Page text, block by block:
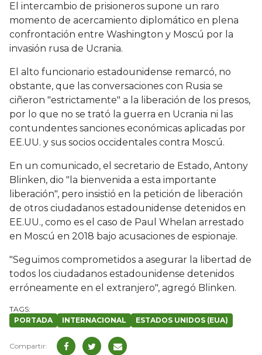
El intercambio de prisioneros supone un raro
momento de acercamiento diplomático en plena
confrontación entre Washington y Moscú por la
invasión rusa de Ucrania.
El alto funcionario estadounidense remarcó, no
obstante, que las conversaciones con Rusia se
ciñeron "estrictamente" a la liberación de los presos,
por lo que no se trató la guerra en Ucrania ni las
contundentes sanciones económicas aplicadas por
EE.UU. y sus socios occidentales contra Moscú.
En un comunicado, el secretario de Estado, Antony
Blinken, dio "la bienvenida a esta importante
liberación", pero insistió en la petición de liberación
de otros ciudadanos estadounidense detenidos en
EE.UU., como es el caso de Paul Whelan arrestado
en Moscú en 2018 bajo acusaciones de espionaje.
"Seguimos comprometidos a asegurar la libertad de
todos los ciudadanos estadounidense detenidos
erróneamente en el extranjero", agregó Blinken.
PORTADA INTERNACIONAL ESTADOS UNIDOS (EUA)